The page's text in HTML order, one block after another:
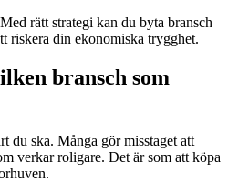
rätt strategi kan du byta bransch
riskera din ekonomiska trygghet.
bransch som
du ska. Många gör misstaget att
verkar roligare. Det är som att köpa